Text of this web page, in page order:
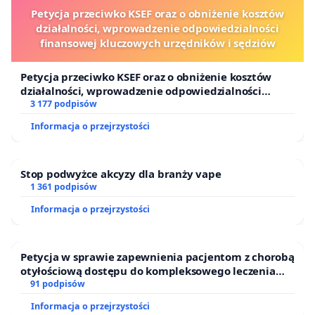
Petycja przeciwko KSEF oraz o obniżenie kosztów
działalności, wprowadzenie odpowiedzialności
finansowej kluczowych urzędników i sędziów
Petycja przeciwko KSEF oraz o obniżenie kosztów
działalności, wprowadzenie odpowiedzialności
finansowej kluczowych urzędników i sędziów
3 177 podpisów
Informacja o przejrzystości
Stop podwyżce akcyzy dla branży vape
1 361 podpisów
Informacja o przejrzystości
Petycja w sprawie zapewnienia pacjentom z chorobą
otyłościową dostępu do kompleksowego leczenia
oraz programów profilaktycznych.
91 podpisów
Informacja o przejrzystości